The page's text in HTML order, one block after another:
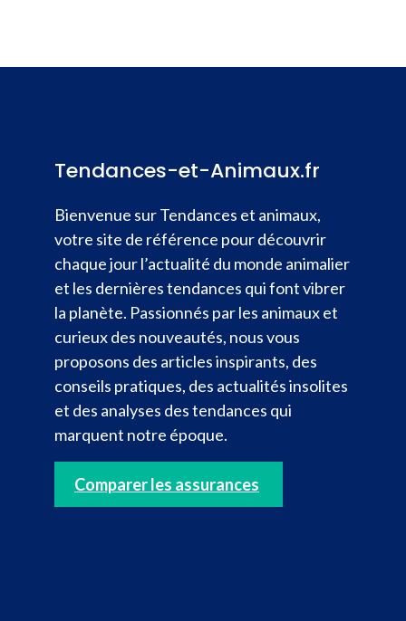
Tendances-et-Animaux.fr
Bienvenue sur Tendances et animaux,
votre site de référence pour découvrir
chaque jour l’actualité du monde animalier
et les dernières tendances qui font vibrer
la planète. Passionnés par les animaux et
curieux des nouveautés, nous vous
proposons des articles inspirants, des
conseils pratiques, des actualités insolites
et des analyses des tendances qui
marquent notre époque.
Comparer les assurances